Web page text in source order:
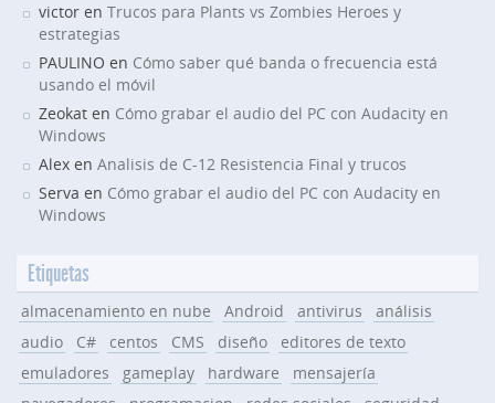
victor en Trucos para Plants vs Zombies Heroes y
estrategias
PAULINO en Cómo saber qué banda o frecuencia está
usando el móvil
Zeokat en Cómo grabar el audio del PC con Audacity en
Windows
Alex en Analisis de C-12 Resistencia Final y trucos
Serva en Cómo grabar el audio del PC con Audacity en
Windows
Etiquetas
almacenamiento en nube Android antivirus
análisis
audio
C# centos CMS diseño
editores de texto
emuladores
gameplay hardware
mensajería